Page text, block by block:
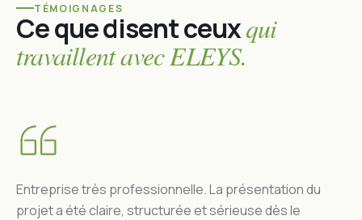
TÉMOIGNAGES
Ce que disent ceuxqui
travaillent avec ELEYS.
Entreprise très professionnelle. La présentation du
projet a été claire, structurée et sérieuse dès le